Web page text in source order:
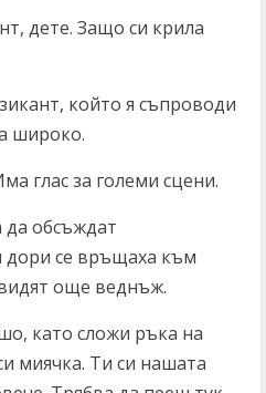
дете. Защо си крила
който я съпроводи
широко.
глас за големи сцени.
да обсъждат
дори се връщаха към
още веднъж.
като сложи ръка на
миячка. Ти си нашата